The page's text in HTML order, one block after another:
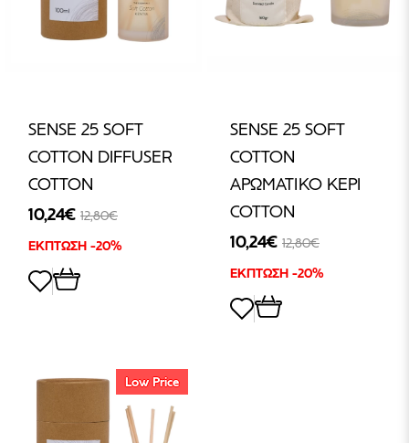
SENSE 25 SOFT
COTTON DIFFUSER
COTTON
10,24€ 12,80€
ΕΚΠΤΩΣΗ -20%
SENSE 25 SOFT
COTTON
ΑΡΩΜΑΤΙΚΟ ΚΕΡΙ
COTTON
10,24€ 12,80€
ΕΚΠΤΩΣΗ -20%
Low Price